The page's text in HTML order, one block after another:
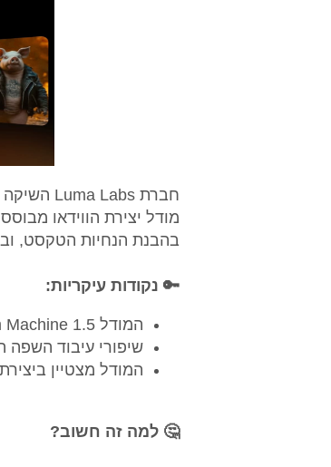
חברת Luma Labs השיקה את
בהבנת הנחיות הטקסט,
🔑 נקודות עיקריות:
המודל Dream Machine 1.5 מייצר קליפים איכותיים של 5 שניות מטקסט או תמונה.
שיפורי עיבוד
המודל מצטיין
🤔 למה זה חשוב?